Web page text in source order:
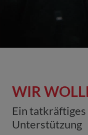
WIR
Ein
Unterstützung